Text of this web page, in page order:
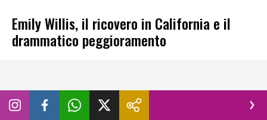
Emily Willis, il ricovero in California e il
drammatico peggioramento